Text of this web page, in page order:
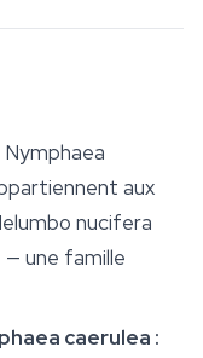
Nymphaea
aux
nucifera
une famille
caerulea :